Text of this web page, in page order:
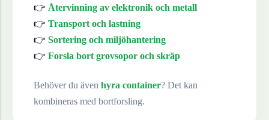
👉 Återvinning av elektronik och metall
👉 Transport och lastning
👉 Sortering och miljöhantering
👉 Forsla bort grovsopor och skräp
Behöver du även hyra container? Det kan
kombineras med bortforsling.